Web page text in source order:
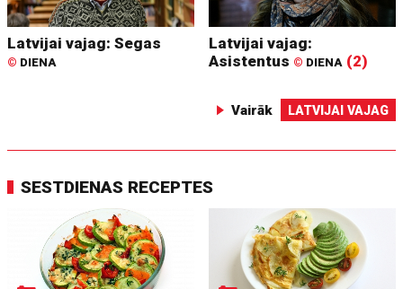
Latvijai vajag: Segas
© DIENA
Latvijai vajag:
Asistentus © DIENA (2)
Vairāk LATVIJAI VAJAG
SESTDIENAS RECEPTES